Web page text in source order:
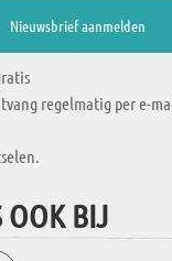
regelmatig per e-
OOK BIJ